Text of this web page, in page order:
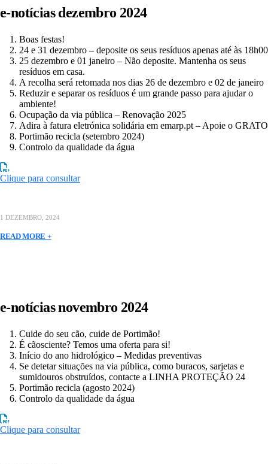
e-notícias dezembro 2024
Boas festas!
24 e 31 dezembro – deposite os seus resíduos apenas até às 18h00
25 dezembro e 01 janeiro – Não deposite. Mantenha os seus
resíduos em casa.
A recolha será retomada nos dias 26 de dezembro e 02 de janeiro
Reduzir e separar os resíduos é um grande passo para ajudar o
ambiente!
Ocupação da via pública – Renovação 2025
Adira à fatura eletrónica solidária em emarp.pt – Apoie o GRATO
Portimão recicla (setembro 2024)
Controlo da qualidade da água
Clique para consultar
1 DEZEMBRO, 2024
READ MORE +
e-notícias novembro 2024
Cuide do seu cão, cuide de Portimão!
É cãosciente? Temos uma oferta para si!
Início do ano hidrológico – Medidas preventivas
Se detetar situações na via pública, como buracos, sarjetas e
sumidouros obstruídos, contacte a LINHA PROTEÇÃO 24
Portimão recicla (agosto 2024)
Controlo da qualidade da água
Clique para consultar